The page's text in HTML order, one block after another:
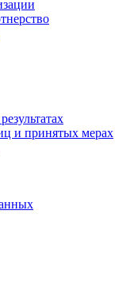
и принятых мерах